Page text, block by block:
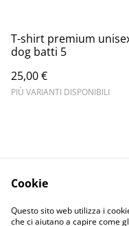
T-shirt premium
dog batti 5
25,00 €
PIÙ VARIANTI DISPONIBILI
Informativa
privacy
Cookie
Questo sito web utilizza i
che ci aiutano a capire come